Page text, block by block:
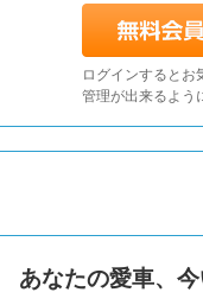
ログインするとお
管理が出来るよう
あなたの愛車、今